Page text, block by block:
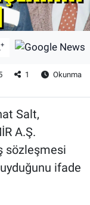
+
1
Okunma
Salt,
A.Ş.
sözleşmesi
ifade